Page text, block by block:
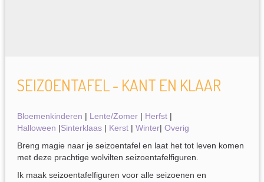
SEIZOENTAFEL - KANT EN KLAAR
Bloemenkinderen Lente/Zomer| Herfst|
Halloween
Sinterklaas| Kerst| Winter| Overig
Breng magie naar je seizoentafel en laat het tot leven komen
met deze prachtige wolvilten seizoentafelfiguren.
Ik maak seizoentafelfiguren voor alle seizoenen en